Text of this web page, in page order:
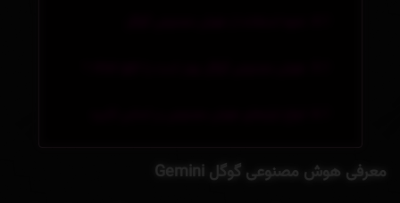
معرفی هوش مصنوعی گوگل Gemini